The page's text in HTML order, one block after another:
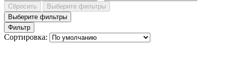
Сбросить
Выберите фильтры
Выберите фильтры
Фильтр
Сортировка: